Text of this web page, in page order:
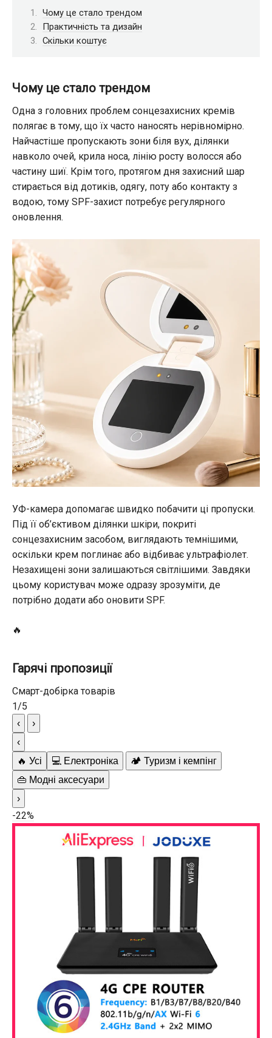
Чому це стало трендом
Практичність та дизайн
Скільки коштує
Чому це стало трендом
Одна з головних проблем сонцезахисних кремів
полягає в тому, що їх часто наносять нерівномірно.
Найчастіше пропускають зони біля вух, ділянки
навколо очей, крила носа, лінію росту волосся або
частину шиї. Крім того, протягом дня захисний шар
стирається від дотиків, одягу, поту або контакту з
водою, тому SPF-захист потребує регулярного
оновлення.
УФ-камера допомагає швидко побачити ці пропуски.
Під її об’єктивом ділянки шкіри, покриті
сонцезахисним засобом, виглядають темнішими,
оскільки крем поглинає або відбиває ультрафіолет.
Незахищені зони залишаються світлішими. Завдяки
цьому користувач може одразу зрозуміти, де
потрібно додати або оновити SPF.
🔥
Гарячі пропозиції
Смарт-добірка товарів
1/5
‹
›
‹
🔥 Усі
💻 Електроніка
🏕️ Туризм і кемпінг
👜 Модні аксесуари
›
-22%